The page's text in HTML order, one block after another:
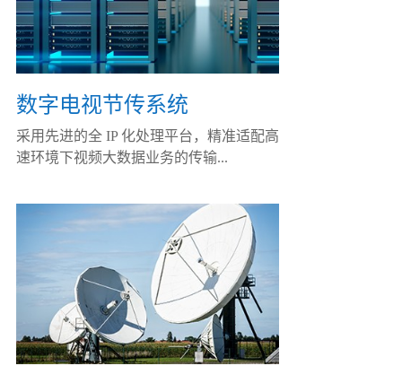
数字电视节传系统
采用先进的全 IP 化处理平台，精准适配高
速环境下视频大数据业务的传输...